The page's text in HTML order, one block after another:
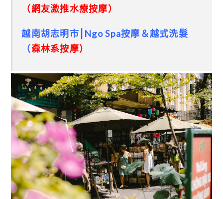
（網友激推水療按摩）
越南胡志明市⎮Ngo Spa按摩＆越式洗髮
（森林系按摩）